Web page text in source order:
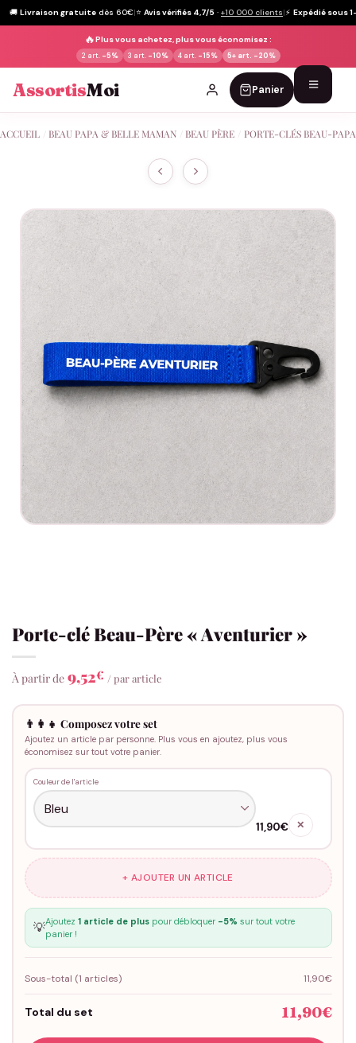
🚚 Livraison gratuite dès 60€|⭐ Avis vérifiés 4,7/5 · +10 000 clients|⚡ Expédié sous
🔥Plus vous achetez, plus vous économisez :
2 art. -5% 3 art. -10% 4 art. -15% 5+ art. -20%
AssortisMoi Panier
au
ACCUEIL BEAU PAPA & BELLE MAMAN BEAU PÈRE PORTE-CLÉS BEAU-PAPA
Porte-clé Beau-Père « Aventurier »
À partir de 9,52€ / par article
👨‍👩‍👧 Composez votre set
Ajoutez un article par personne. Plus vous en ajoutez, plus vous
économisez sur tout votre panier.
Couleur de l'article
11,90€ ✕
+ AJOUTER UN ARTICLE
💡Ajoutez 1 article de pluspour débloquer -5% sur tout votre
panier !
Sous-total (1 articles) 11,90€
Total du set 11,90€